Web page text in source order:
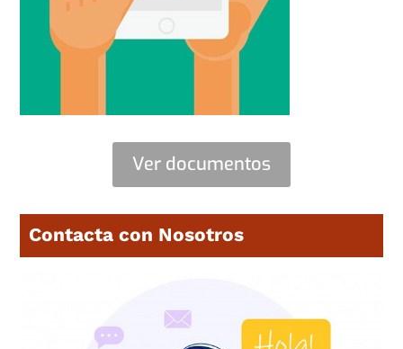
Ver documentos
Contacta con Nosotros